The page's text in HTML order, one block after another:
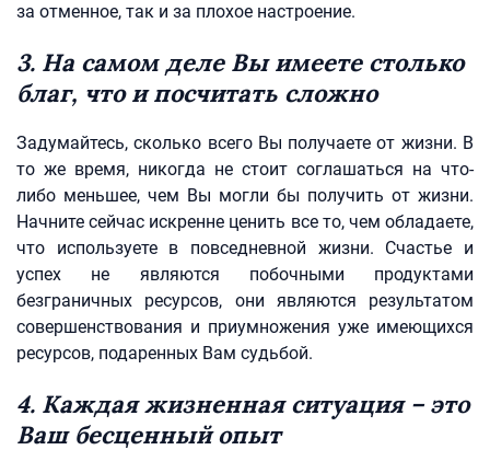
за отменное, так и за плохое настроение.
3. На самом деле Вы имеете столько
благ, что и посчитать сложно
Задумайтесь, сколько всего Вы получаете от жизни. В
то же время, никогда не стоит соглашаться на что-
либо меньшее, чем Вы могли бы получить от жизни.
Начните сейчас искренне ценить все то, чем обладаете,
что используете в повседневной жизни. Счастье и
успех не являются побочными продуктами
безграничных ресурсов, они являются результатом
совершенствования и приумножения уже имеющихся
ресурсов, подаренных Вам судьбой.
4. Каждая жизненная ситуация – это
Ваш бесценный опыт